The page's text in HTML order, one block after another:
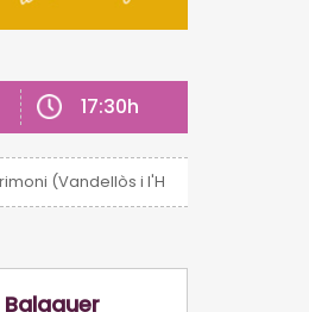
17:30h
(Vandellòs i l'Hospitalet de